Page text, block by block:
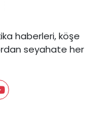
haberleri, köşe
seyahate her